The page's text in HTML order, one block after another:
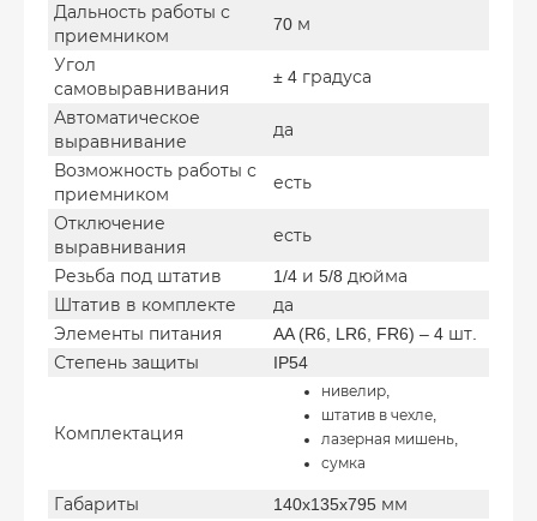
Дальность работы с
приемником
70 м
Угол
самовыравнивания
± 4 градуса
Автоматическое
выравнивание
да
Возможность работы с
приемником
есть
Отключение
выравнивания
есть
Резьба под штатив
1/4 и 5/8 дюйма
Штатив в комплекте
да
Элементы питания
AA (R6, LR6, FR6) – 4 шт.
Степень защиты
IP54
Комплектация
нивелир,
штатив в чехле,
лазерная мишень,
сумка
Габариты
140x135x795 мм